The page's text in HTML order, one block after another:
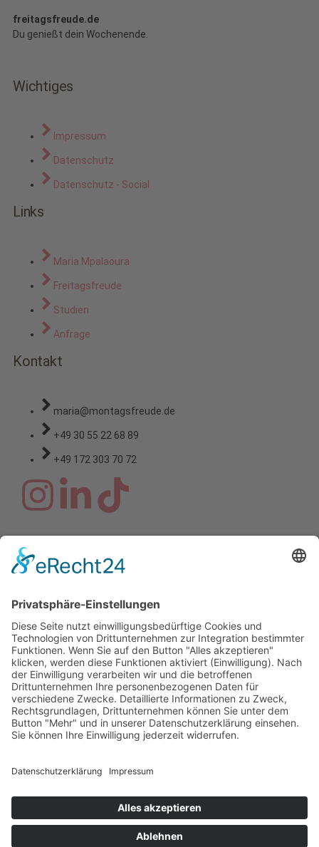
freitagsfreude.de
Du genießt dein Wochenende.
Wichtiges
Impressum
Datenschutz
Datenschutz - Social
Links
Maria Mpalaoura
Freitagsfreude
Studien
Anfrage
Kontakt
maria@montagsfreude.de
+49 30 55 22 68 89
+49 172 303 70 72
Copyright © 2026 Montagsfreude
Dein Wunschthema für den
Montagskick.
Name
E-Mail
Nachricht
Datenschutz
Datenschutzvon Montagsfreude.de